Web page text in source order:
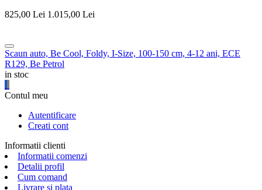
825,00 Lei 1.015,00 Lei
Scaun auto, Be Cool, Foldy, I-Size, 100-150 cm, 4-12 ani, ECE
R129, Be Petrol
in stoc
Contul meu
Autentificare
Creati cont
Informatii clienti
Informatii comenzi
Detalii profil
Cum comand
Livrare si plata